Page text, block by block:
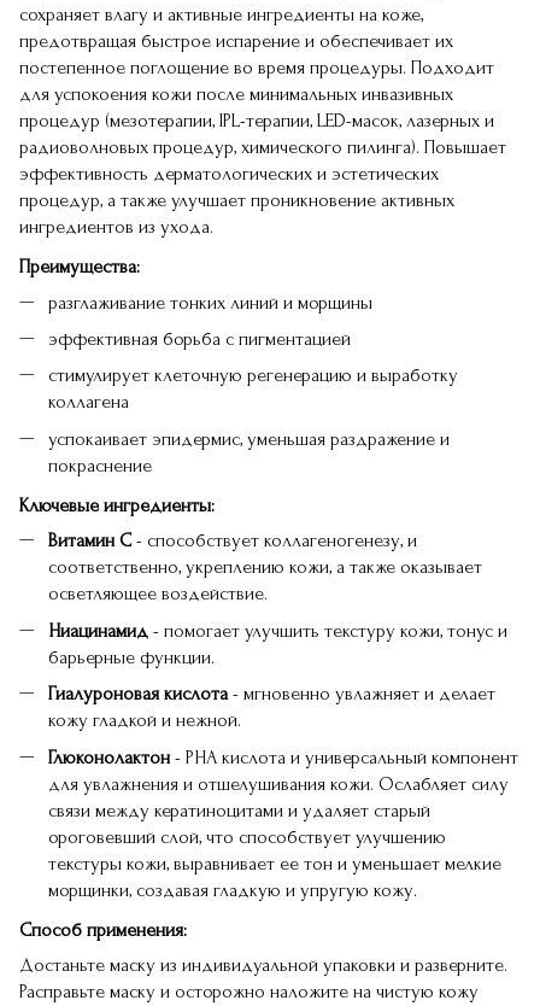
сохраняет влагу и активные ингредиенты на коже,
предотвращая быстрое испарение и обеспечивает их
постепенное поглощение во время процедуры. Подходит
для успокоения кожи после минимальных инвазивных
процедур (мезотерапии, IPL-терапии, LED-масок, лазерных и
радиоволновых процедур, химического пилинга). Повышает
эффективность дерматологических и эстетических
процедур, а также улучшает проникновение активных
ингредиентов из ухода.
Преимущества:
разглаживание тонких линий и морщины
эффективная борьба с пигментацией
стимулирует клеточную регенерацию и выработку
коллагена
успокаивает эпидермис, уменьшая раздражение и
покраснение
Ключевые ингредиенты:
Витамин С - способствует коллагеногенезу, и
соответственно, укреплению кожи, а также оказывает
осветляющее воздействие.
Ниацинамид - помогает улучшить текстуру кожи, тонус и
барьерные функции.
Гиалуроновая кислота- мгновенно увлажняет и делает
кожу гладкой и нежной.
Глюконолактон - PHA кислота и универсальный компонент
для увлажнения и отшелушивания кожи. Ослабляет силу
связи между кератиноцитами и удаляет старый
ороговевший слой, что способствует улучшению
текстуры кожи, выравнивает ее тон и уменьшает мелкие
морщинки, создавая гладкую и упругую кожу.
Способ применения:
Достаньте маску из индивидуальной упаковки и разверните.
Расправьте маску и осторожно наложите на чистую кожу